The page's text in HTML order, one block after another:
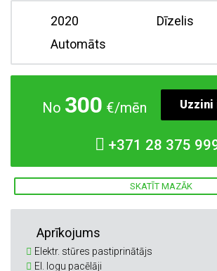
2020 Dīzelis
Automāts
No 300 €/mēn Uzzini
+371 28 375
SKATĪT MAZĀK
Aprīkojums
Elektr. stūres pastiprinātājs
El. logu pacēlāji